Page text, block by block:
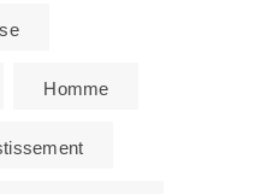
Homme